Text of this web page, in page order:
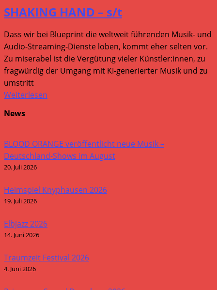
SHAKING HAND – s/t
Dass wir bei Blueprint die weltweit führenden Musik- und
Audio-Streaming-Dienste loben, kommt eher selten vor.
Zu miserabel ist die Vergütung vieler Künstler:innen, zu
fragwürdig der Umgang mit KI-generierter Musik und zu
umstritt
Weiterlesen
News
BLOOD ORANGE veröffentlicht neue Musik –
Deutschland-Shows im August
20. Juli 2026
Heimspiel Knyphausen 2026
19. Juli 2026
Elbjazz 2026
14. Juni 2026
Traumzeit Festival 2026
4. Juni 2026